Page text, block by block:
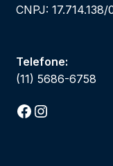
CNPJ: 17.714.138/
Telefone:
(11) 5686-6758
Facebook
Instagram